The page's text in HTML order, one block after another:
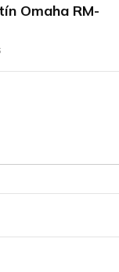
Omaha RM-